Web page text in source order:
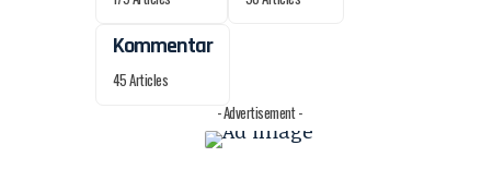
Kommentar
45 Articles
- Advertisement -